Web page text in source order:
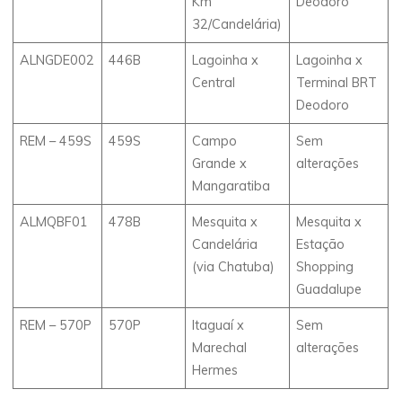
32/Candelária)
ALNGDE002 446B
Lagoinha x
Central
Lagoinha x
Terminal BRT
Deodoro
REM – 459S 459S
Campo
Grande x
Mangaratiba
Sem
alterações
ALMQBF01 478B
Mesquita x
Candelária
(via Chatuba)
Mesquita x
Estação
Shopping
Guadalupe
REM – 570P 570P
Itaguaí x
Marechal
Hermes
Sem
alterações